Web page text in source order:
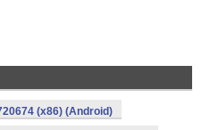
(x86) (Android)